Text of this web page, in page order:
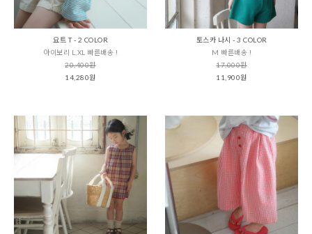
요트 T - 2 COLOR
아이보리 L,XL 빠른배송 !
20,400원
14,280원
토스카 나시 - 3 COLOR
M 빠른배송 !
17,000원
11,900원